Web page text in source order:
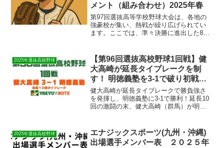
メント（組み合わせ）2025年春
第97回選抜高等学校野球大会は、各地の
強豪校が集い、熱戦が繰り広げられてい
ます。ここでは、準々決勝に進出した8校
蔭（鳥取）と対戦し、10－2で快勝。続く
2回戦では二...
2025年選抜高校野球
【第96回選抜高校野球1回戦】健
大高崎が延長タイブレークを制
す！ 明徳義塾を3-1で破り初戦突
破
健大高崎が延長タイブレークで勝負強さ
を発揮し、明徳義塾に3-1で勝利！延長10
回の激闘の末、健大高崎（群馬）が明徳
投手戦となりましたが、タイブレークの
集中力が勝敗を...
2025年選抜高校野球
エナジックスポーツ(九州・沖縄)
出場選手メンバー表 ２０２５年